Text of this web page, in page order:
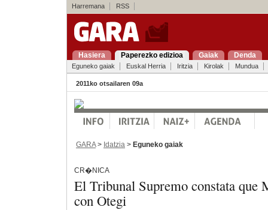
Harremana RSS
Hasiera Paperezko edizioa Gaiak Denda
Eguneko gaiak Euskal Herria Iritzia Kirolak Mundua
2011ko otsailaren 09a
GARA> Idatzia > Eguneko gaiak
CR�NICA
El Tribunal Supremo constata
con Otegi